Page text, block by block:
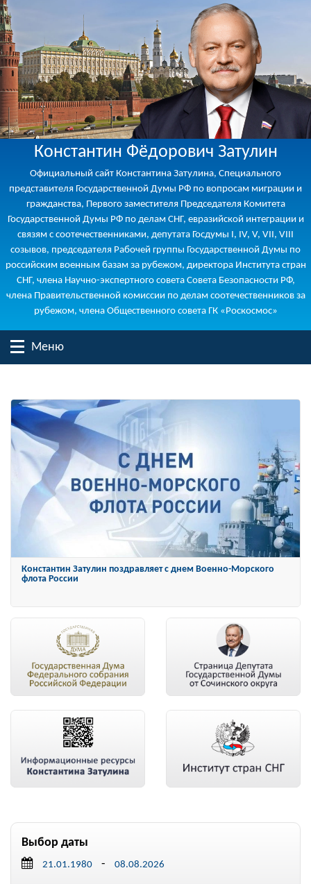
Константин Фёдорович Затулин
Официальный сайт Константина Затулина, Специального
представителя Государственной Думы РФ по вопросам миграции и
гражданства, Первого заместителя Председателя Комитета
Государственной Думы РФ по делам СНГ, евразийской интеграции и
связям с соотечественниками, депутата Госдумы I, IV, V, VII, VIII
созывов, председателя Рабочей группы Государственной Думы по
российским военным базам за рубежом, директора Института стран
СНГ, члена Научно-экспертного совета Совета Безопасности РФ,
члена Правительственной комиссии по делам соотечественников за
рубежом, члена Общественного совета ГК «Роскосмос»
Меню
Константин Затулин награжден Орденом «За заслуги перед
Отечеством» IV степени
Выбор даты
-